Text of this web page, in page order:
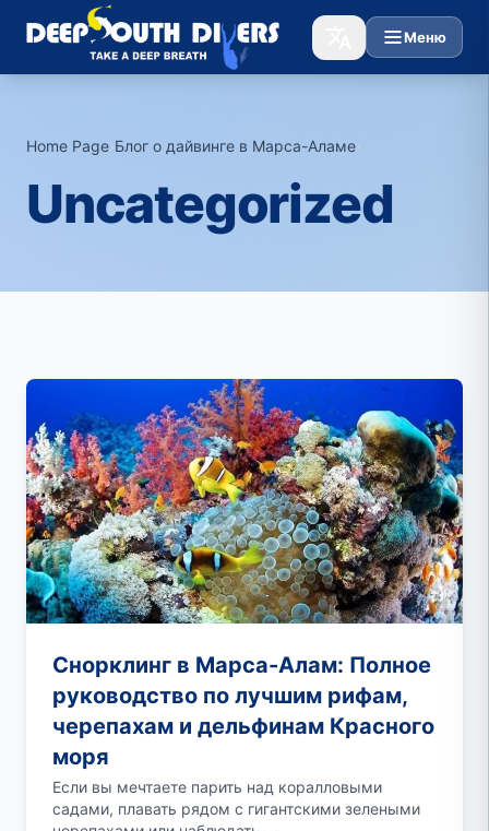
Меню
Home Page›Блог о дайвинге в Марса-Аламе›
Uncategorized
Снорклинг в Марса-Алам: Полное
руководство по лучшим рифам,
черепахам и дельфинам Красного
моря
Если вы мечтаете парить над коралловыми
садами, плавать рядом с гигантскими зелеными